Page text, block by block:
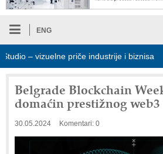
ENG
– vizuelne priče industrije i biznisa
Belgrade Blockchain
domaćin prestižnog
30.05.2024 Komentari: 0